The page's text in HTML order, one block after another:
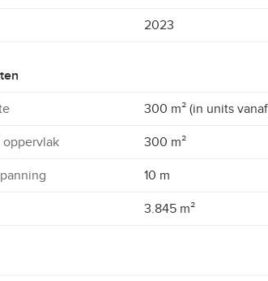
2023
300 m² (in units vanaf
oppervlak 300 m²
10 m
3.845 m²